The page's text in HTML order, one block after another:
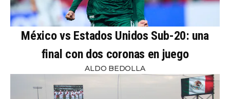
México vs Estados Unidos Sub-20: una
final con dos coronas en juego
ALDO BEDOLLA